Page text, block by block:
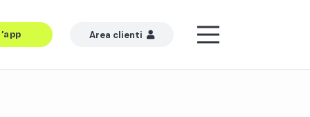
Area clienti